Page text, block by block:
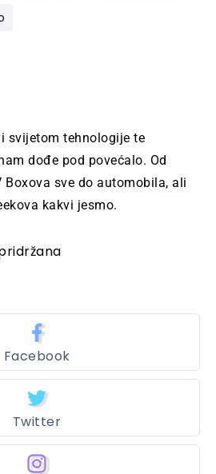
svijetom tehnologije te
dođe pod povećalo. Od
Boxova sve do automobila, ali
kakvi jesmo.
Facebook
Twitter